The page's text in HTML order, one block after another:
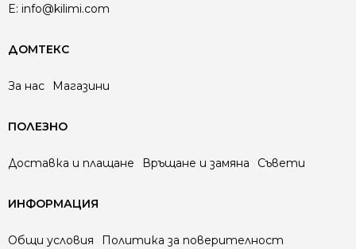
E: info@kilimi.com
ДОМТЕКС
За нас Магазини
ПОЛЕЗНО
Доставка и плащане Връщане и замяна Съвети
ИНФОРМАЦИЯ
Общи условия Политика за поверителност